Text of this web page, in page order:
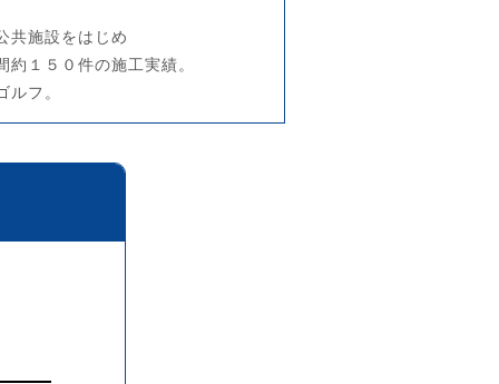
共施設をはじめ
１５０件の施工実績。
フ。